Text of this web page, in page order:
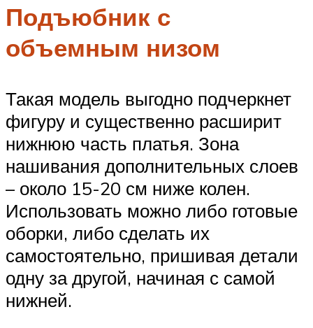
Подъюбник с
объемным низом
Такая модель выгодно подчеркнет
фигуру и существенно расширит
нижнюю часть платья. Зона
нашивания дополнительных слоев
– около 15-20 см ниже колен.
Использовать можно либо готовые
оборки, либо сделать их
самостоятельно, пришивая детали
одну за другой, начиная с самой
нижней.